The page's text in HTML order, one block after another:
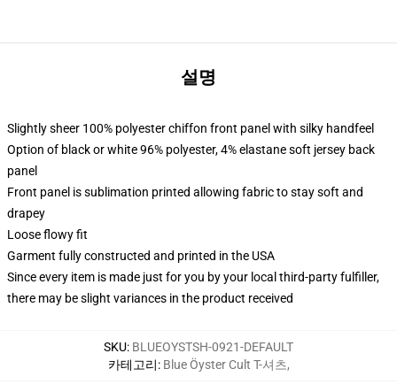
설명
Slightly sheer 100% polyester chiffon front panel with silky handfeel
Option of black or white 96% polyester, 4% elastane soft jersey back
panel
Front panel is sublimation printed allowing fabric to stay soft and
drapey
Loose flowy fit
Garment fully constructed and printed in the USA
Since every item is made just for you by your local third-party fulfiller,
there may be slight variances in the product received
SKU: BLUEOYSTSH-0921-DEFAULT
카테고리: Blue Öyster Cult T-셔츠,